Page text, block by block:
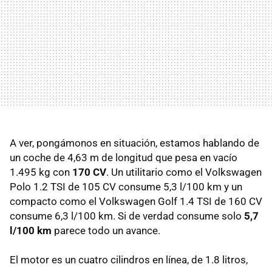
A ver, pongámonos en situación, estamos hablando de
un coche de 4,63 m de longitud que pesa en vacío
1.495 kg con 170 CV. Un utilitario como el Volkswagen
Polo 1.2 TSI de 105 CV consume 5,3 l/100 km y un
compacto como el Volkswagen Golf 1.4 TSI de 160 CV
consume 6,3 l/100 km. Si de verdad consume solo 5,7
l/100 km parece todo un avance.
El motor es un cuatro cilindros en línea, de 1.8 litros,